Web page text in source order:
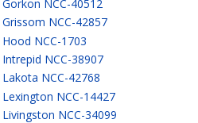
Gorkon NCC-40512
Grissom NCC-42857
Hood NCC-1703
Intrepid NCC-38907
Lakota NCC-42768
Lexington NCC-14427
Livingston NCC-34099